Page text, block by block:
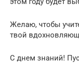
Желаю, чтобы
твой
С днем знаний!